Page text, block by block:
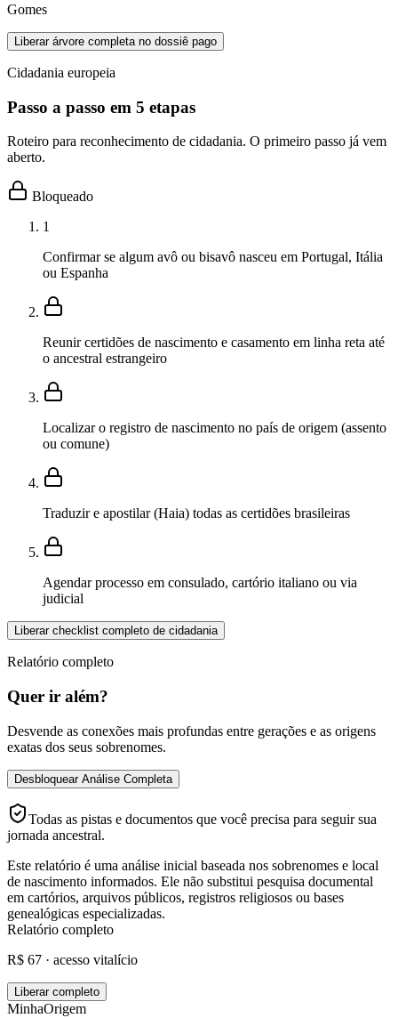
Gomes
Liberar árvore completa no dossiê pago
Cidadania europeia
Passo a passo em 5 etapas
Roteiro para reconhecimento de cidadania. O primeiro passo já vem
aberto.
Bloqueado
1
Confirmar se algum avô ou bisavô nasceu em Portugal, Itália
ou Espanha
Reunir certidões de nascimento e casamento em linha reta até
o ancestral estrangeiro
Localizar o registro de nascimento no país de origem (assento
ou comune)
Traduzir e apostilar (Haia) todas as certidões brasileiras
Agendar processo em consulado, cartório italiano ou via
judicial
Liberar checklist completo de cidadania
Relatório completo
Quer ir além?
Desvende as conexões mais profundas entre gerações e as origens
exatas dos seus sobrenomes.
Desbloquear Análise Completa
Todas as pistas e documentos que você precisa para seguir sua
jornada ancestral.
Este relatório é uma análise inicial baseada nos sobrenomes e local
de nascimento informados. Ele não substitui pesquisa documental
em cartórios, arquivos públicos, registros religiosos ou bases
genealógicas especializadas.
Relatório completo
R$ 67 · acesso vitalício
Liberar completo
MinhaOrigem